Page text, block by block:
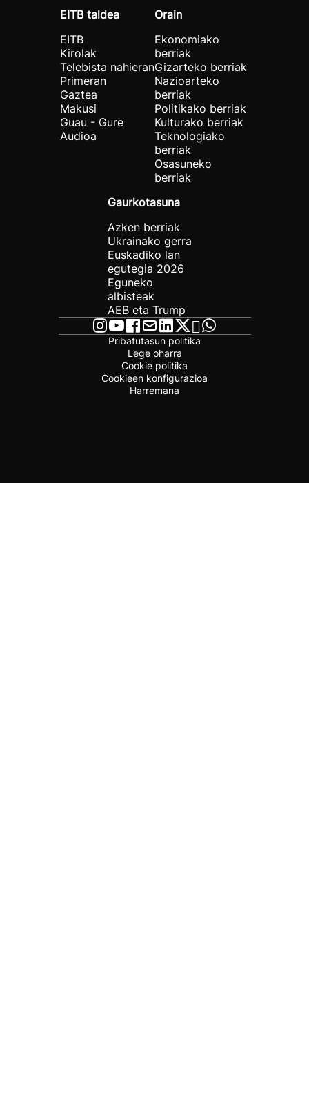
EITB taldea
EITB
Kirolak
Telebista nahieran
Primeran
Gaztea
Makusi
Guau - Gure
Audioa
Orain
Ekonomiako
berriak
Gizarteko berriak
Nazioarteko
berriak
Politikako berriak
Kulturako berriak
Teknologiako
berriak
Osasuneko
berriak
Gaurkotasuna
Azken berriak
Ukrainako gerra
Euskadiko lan
egutegia 2026
Eguneko
albisteak
AEB eta Trump
Pribatutasun politika
Lege oharra
Cookie politika
Cookieen konfigurazioa
Harremana